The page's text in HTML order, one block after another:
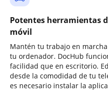
Potentes herramientas
móvil
Mantén tu trabajo en
tu ordenador. DocHub
facilidad que en escritorio.
desde la comodidad de tu
es necesario instalar la